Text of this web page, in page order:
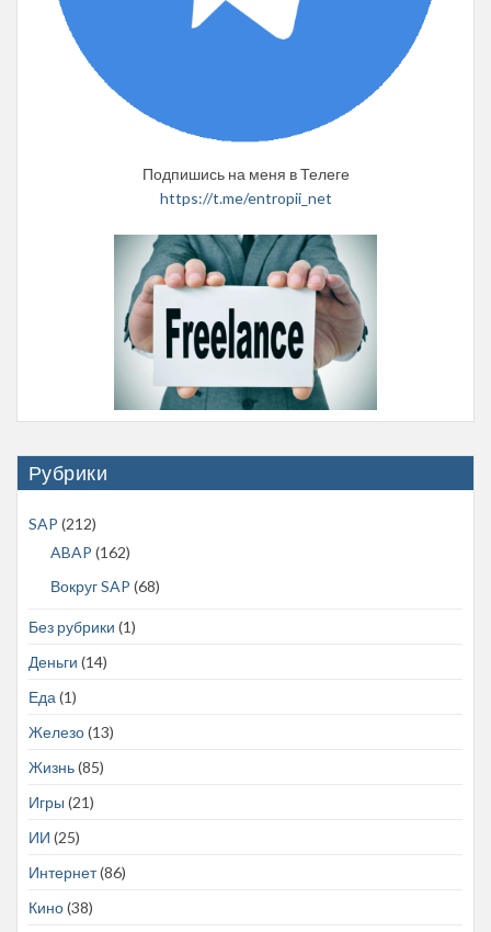
Подпишись на меня в Телеге
https://t.me/entropii_net
Рубрики
SAP (212)
ABAP (162)
Вокруг SAP (68)
Без рубрики (1)
Деньги (14)
Еда(1)
Железо(13)
Жизнь(85)
Игры (21)
ИИ (25)
Интернет(86)
Кино(38)